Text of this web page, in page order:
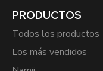
PRODUCTOS
Todos los productos
Los más vendidos